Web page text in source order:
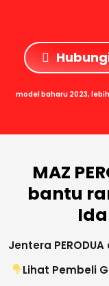
model baharu 2023,
MAZ
bantu
Jentera
Lihat Pembeli